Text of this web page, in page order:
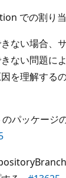
での割り
ない場合、
ない問題に
を理解する
パッケージ